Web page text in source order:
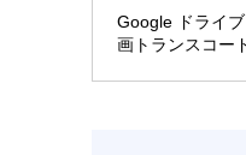
Google ドライ
画トランスコー